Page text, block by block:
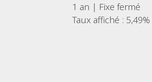
1 an | Fixe fermé
Taux affiché : 5,49%